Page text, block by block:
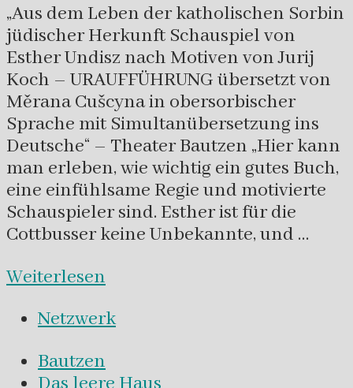
„Aus dem Leben der katholischen Sorbin
jüdischer Herkunft Schauspiel von
Esther Undisz nach Motiven von Jurij
Koch – URAUFFÜHRUNG übersetzt von
Měrana Cušcyna in obersorbischer
Sprache mit Simultanübersetzung ins
Deutsche“ – Theater Bautzen „Hier kann
man erleben, wie wichtig ein gutes Buch,
eine einfühlsame Regie und motivierte
Schauspieler sind. Esther ist für die
Cottbusser keine Unbekannte, und …
Weiterlesen
Netzwerk
Bautzen